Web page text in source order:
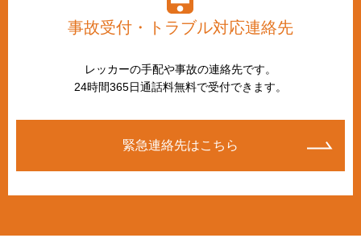
事故受付・トラブル対応連絡先
レッカーの手配や事故の連絡先です。
24時間365日通話料無料で受付できます。
緊急連絡先はこちら